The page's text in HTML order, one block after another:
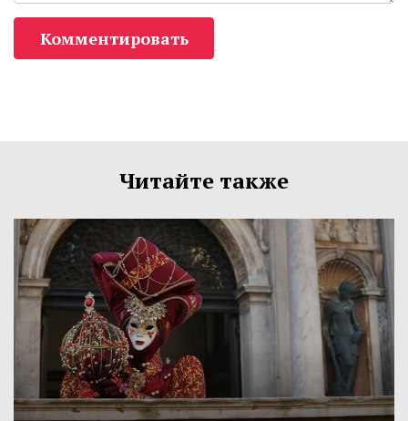
Комментировать
Читайте также